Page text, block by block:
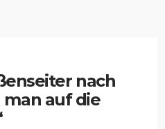
nach
man auf die